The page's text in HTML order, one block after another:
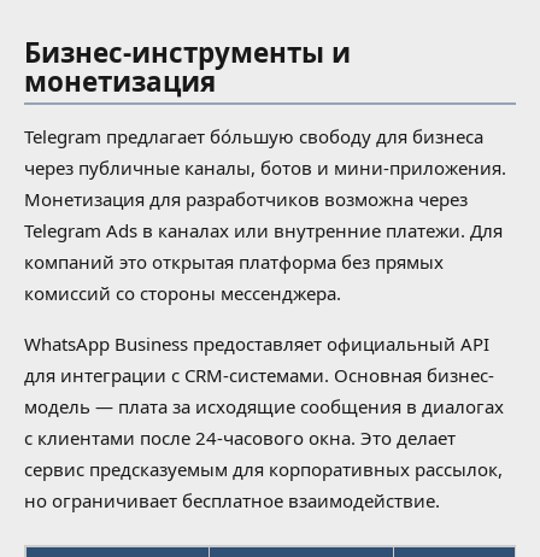
Бизнес-инструменты и
монетизация
Telegram предлагает бо́льшую свободу для бизнеса
через публичные каналы, ботов и мини-приложения.
Монетизация для разработчиков возможна через
Telegram Ads в каналах или внутренние платежи. Для
компаний это открытая платформа без прямых
комиссий со стороны мессенджера.
WhatsApp Business предоставляет официальный API
для интеграции с CRM-системами. Основная бизнес-
модель — плата за исходящие сообщения в диалогах
с клиентами после 24-часового окна. Это делает
сервис предсказуемым для корпоративных рассылок,
но ограничивает бесплатное взаимодействие.